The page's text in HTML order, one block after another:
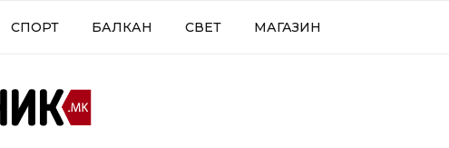
СПОРТ БАЛКАН СВЕТ МАГАЗИН